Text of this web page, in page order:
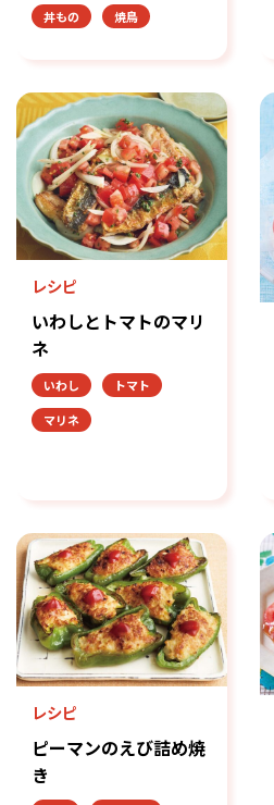
丼もの 焼鳥
レシピ
いわしとトマトのマリ
ネ
いわし
トマト
マリネ
レシピ
ピーマンのえび詰め焼
き